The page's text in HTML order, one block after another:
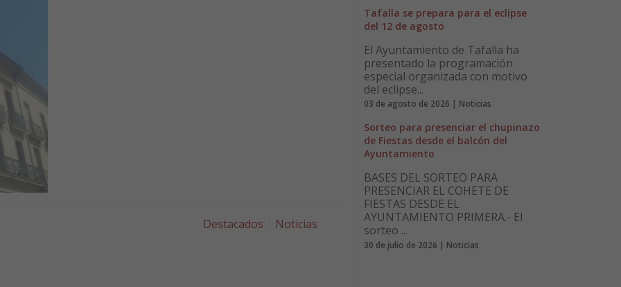
Destacados Noticias
Tafalla se prepara para el eclipse
del 12 de agosto
El Ayuntamiento de Tafalla ha
presentado la programación
especial organizada con motivo
del eclipse...
03 de agosto de 2026 | Noticias
Sorteo para presenciar el chupinazo
de Fiestas desde el balcón del
Ayuntamiento
BASES DEL SORTEO PARA
PRESENCIAR EL COHETE DE
FIESTAS DESDE EL
AYUNTAMIENTO PRIMERA.- El
sorteo ...
30 de julio de 2026 | Noticias